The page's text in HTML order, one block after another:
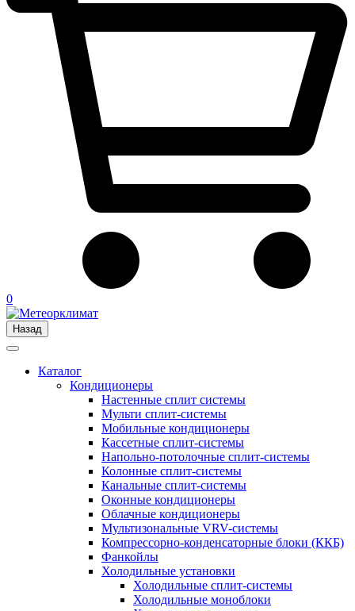
0
Назад
Каталог
Кондиционеры
Настенные сплит системы
Мульти сплит-системы
Мобильные кондиционеры
Кассетные сплит-системы
Напольно-потолочные сплит-системы
Колонные сплит-системы
Канальные сплит-системы
Оконные кондиционеры
Облачные кондиционеры
Мультизональные VRV-системы
Компрессорно-конденсаторные блоки (ККБ)
Фанкойлы
Холодильные установки
Холодильные сплит-системы
Холодильные моноблоки